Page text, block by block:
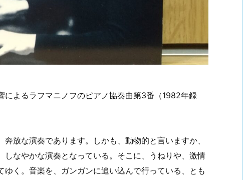
によるラフマニノフのピアノ協奏曲第3番（1982年録
放な演奏であります。しかも、動物的と言いますか、
なやかな演奏となっている。そこに、うねりや、激情
く。音楽を、ガンガンに追い込んで行っている、とも